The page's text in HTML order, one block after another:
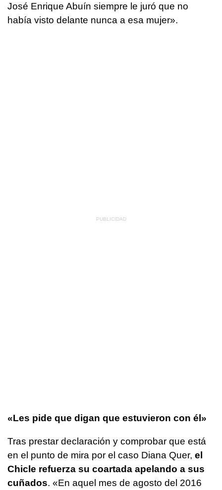
José Enrique Abuín siempre le juró que no
había visto delante nunca a esa mujer».
«Les pide que digan que estuvieron con él»
Tras prestar declaración y comprobar que está
en el punto de mira por el caso Diana Quer, el
Chicle refuerza su coartada apelando a sus
cuñados. «En aquel mes de agosto del 2016